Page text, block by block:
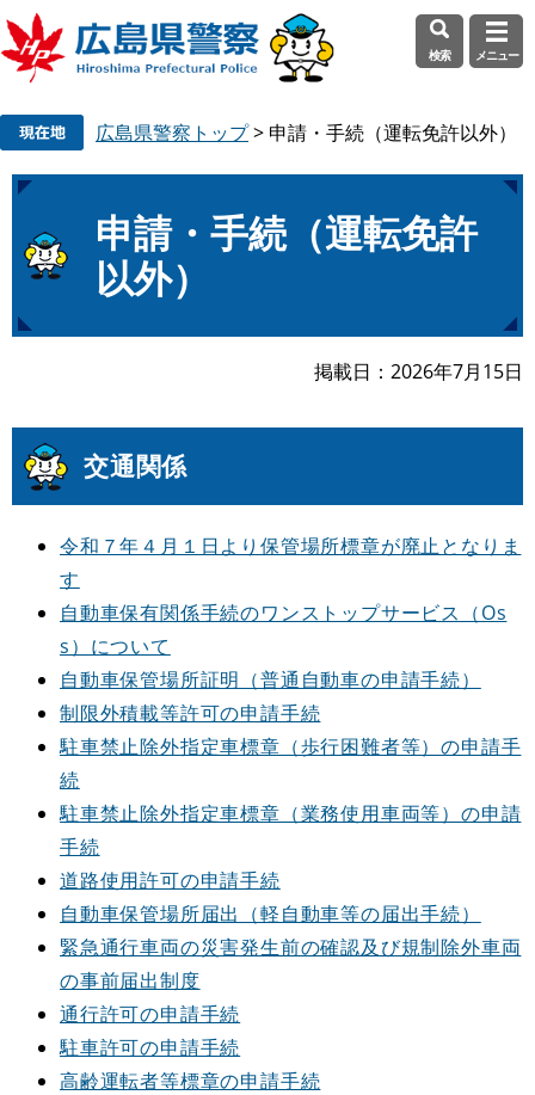
の
。
ー
て
検索 メニュー
広島県警察トップ> 申請・手続（運転免許以外）
文
申請・手続（運転免許
以外）
掲載日 2026年7月15日
交通関係
令和７年４月１日より保管場所標章が廃止となりま
す
自動車保有関係手続のワンストップサービス（Os
s）について
自動車保管場所証明（普通自動車の申請手続）
制限外積載等許可の申請手続
駐車禁止除外指定車標章（歩行困難者等）の申請手
続
駐車禁止除外指定車標章（業務使用車両等）の申請
手続
道路使用許可の申請手続
自動車保管場所届出（軽自動車等の届出手続）
緊急通行車両の災害発生前の確認及び規制除外車両
の事前届出制度
通行許可の申請手続
駐車許可の申請手続
高齢運転者等標章の申請手続